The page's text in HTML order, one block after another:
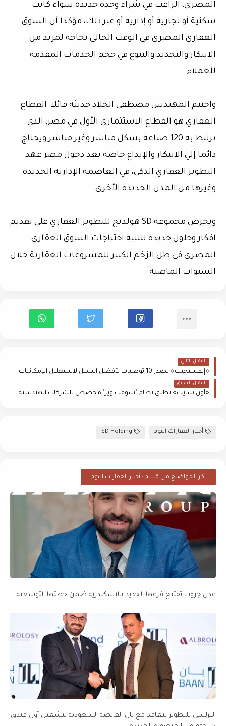
المصري، الراغب في شراء وحدة جديدة سواء كانت
سكنية أو تجارية أو إدارية أو غير ذلك، مؤكدا أن السوق
العقاري المصري في الوقت الحالي بحاجة لمزيد من
الابتكار والتجديد والتنوع في حجم الخدمات المقدمة
للعملاء.
واختتم المهندس مصطفى الجلاد حديثة قائلا: القطاع
العقاري هو القطاع الاستثماري الأول في مصر، الذي
يرتبط به 120 صناعة بشكل مباشر وغير مباشر ويحتاج
دائما إلي الابتكار والإبداع خاصة بعد دخول مصر عهد
التطوير العقاري الذكى، في العاصمة الإدارية الجديدة
وغيرها من المدن الجديدة الأخري.
وتحرص مجموعة SD هولدنج للتطوير العقاري علي تقديم
افكار وحلول جديدة لتلبية احتياجات السوق العقاري
المصري في ظل الزخم الكبير للمشروعات العقارية خلال
السنوات الماضية .
المقال التالي
«إنفستجيت» تُصدر 10 توصيات لأفضل السبل لاستغلال الإمكانيات الاستثمارية للعقارات بمصر
المقال السابق
«أون سايت» تطلق نظام "سوفت وير" مخصص للشركات الهندسية وشركات المقاولات لمصر وإفريقيا
أخبار العقارات اليوم SD Holding
أخر المواضيع من قسم : أخبار العقارات اليوم
عدن جروب تفتتح فرعها الجديد بالإسكندرية ضمن خطتها التوسعية
البرلسي للتطوير تتعاقد مع بان القابضة السعودية لتشغيل أول فندق